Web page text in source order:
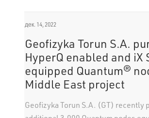
дек. 14, 2022
Geofizyka Torun S.A.
HyperQ enabled and iX
equipped Quantum®
Middle East project
Geofizyka Torun S.A. (GT) recently